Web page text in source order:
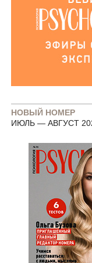
НОВЫЙ НОМЕР
ИЮЛЬ — АВГУСТ